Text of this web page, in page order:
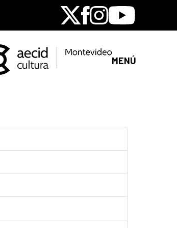
X Facebook
Instagram
Youtube
MENÚ